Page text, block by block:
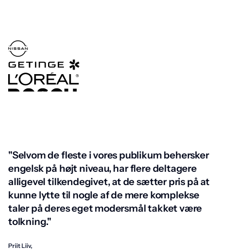
"Selvom de fleste i vores publikum behersker
engelsk på højt niveau, har flere deltagere
alligevel tilkendegivet, at de sætter pris på at
kunne lytte til nogle af de mere komplekse
taler på deres eget modersmål takket være
tolkning."
Priit Liiv,